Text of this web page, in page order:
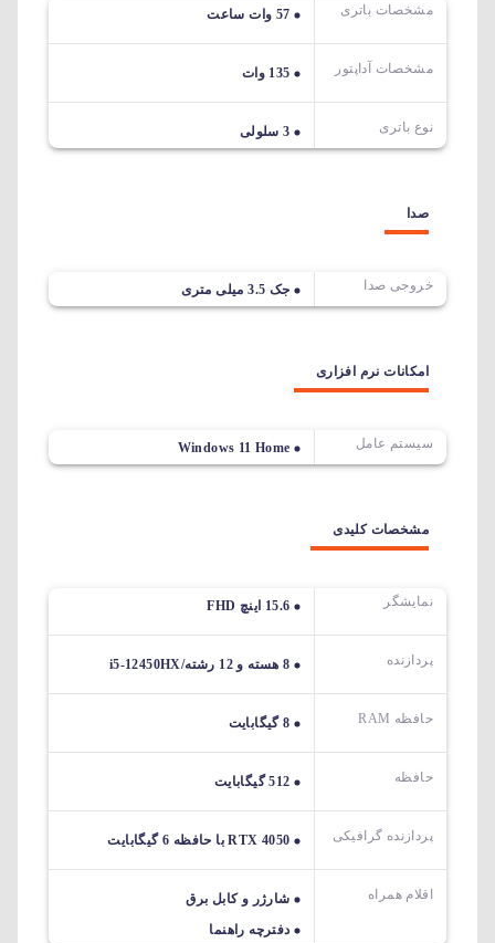
مشخصات باتری 57 وات ساعت
مشخصات آداپتور 135 وات
نوع باتری 3 سلولی
صدا
خروجی صدا جک 3.5 میلی متری
امکانات نرم افزاری
سیستم عامل Windows 11 Home
مشخصات کلیدی
نمایشگر 15.6 اینچ FHD
پردازنده 8 هسته و 12 رشته/i5-12450HX
حافظه RAM 8 گیگابایت
حافظه 512 گیگابایت
پردازنده گرافیکی RTX 4050 با حافظه 6 گیگابایت
اقلام همراه
شارژر و کابل برق
دفترچه راهنما